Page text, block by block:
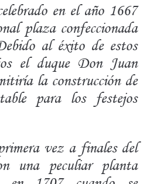
en el año 1667
plaza confeccionada
al éxito de estos
el duque Don Juan
la construcción de
para los festejos
vez a finales del
una peculiar planta